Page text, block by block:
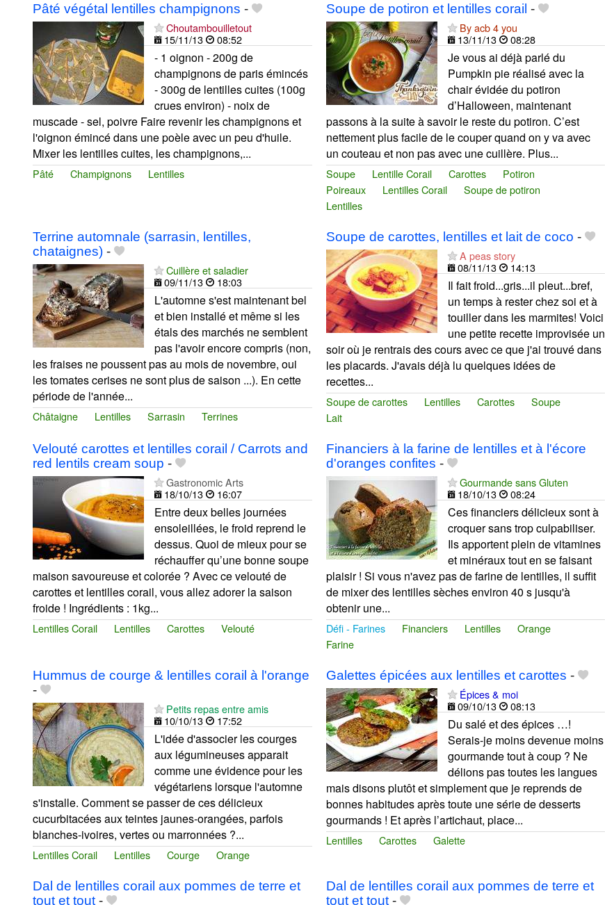
Pâté végétal lentilles champignons -
Choutambouilletout
15/11/13
08:52
- 1 oignon - 200g de
champignons de paris émincés
- 300g de lentilles cuites (100g
crues environ) - noix de
muscade - sel, poivre Faire revenir les champignons et
l'oignon émincé dans une poèle avec un peu d'huile.
Mixer les lentilles cuites, les champignons,...
Pâté Champignons Lentilles
Soupe de potiron et lentilles corail -
By acb 4 you
13/11/13
08:28
Je vous ai déjà parlé du
Pumpkin pie réalisé avec la
chair évidée du potiron
d’Halloween, maintenant
passons à la suite à savoir le reste du potiron. C’est
nettement plus facile de le couper quand on y va avec
un couteau et non pas avec une cuillère. Plus...
Soupe Lentille Corail Carottes
Potiron
Poireaux
Lentilles Corail
Soupe de potiron
Lentilles
Terrine automnale (sarrasin, lentilles,
chataignes) -
Cuillère et saladier
09/11/13
18:03
L'automne s'est maintenant bel
et bien installé et même si les
étals des marchés ne semblent
pas l'avoir encore compris (non,
les fraises ne poussent pas au mois de novembre, oui
les tomates cerises ne sont plus de saison ...). En cette
période de l'année...
Châtaigne Lentilles Sarrasin Terrines
Soupe de carottes, lentilles et lait de coco -
A peas story
08/11/13
14:13
Il fait froid...gris...il pleut...bref,
un temps à rester chez soi et à
touiller dans les marmites! Voici
une petite recette improvisée un
soir où je rentrais des cours avec ce que j'ai trouvé dans
les placards. J'avais déjà lu quelques idées de
recettes...
Soupe de carottes Lentilles Carottes
Soupe
Lait
Velouté carottes et lentilles corail / Carrots and
red lentils cream soup -
Gastronomic Arts
18/10/13
16:07
Entre deux belles journées
ensoleillées, le froid reprend le
dessus. Quoi de mieux pour se
réchauffer qu’une bonne soupe
maison savoureuse et colorée ? Avec ce velouté de
carottes et lentilles corail, vous allez adorer la saison
froide ! Ingrédients : 1kg...
Lentilles Corail Lentilles Carottes Velouté
Financiers à la farine de lentilles et à l'écore
d'oranges confites -
Gourmande sans Gluten
18/10/13
08:24
Ces financiers délicieux sont à
croquer sans trop culpabiliser.
Ils apportent plein de vitamines
et minéraux tout en se faisant
plaisir ! Si vous n'avez pas de farine de lentilles, il suffit
de mixer des lentilles sèches environ 40 s jusqu'à
obtenir une...
Défi - Farines Financiers Lentilles
Orange
Farine
Hummus de courge & lentilles corail à l'orange
-
Petits repas entre amis
10/10/13
17:52
L'idée d'associer les courges
aux légumineuses apparait
comme une évidence pour les
végétariens lorsque l'automne
s'installe. Comment se passer de ces délicieux
cucurbitacées aux teintes jaunes-orangées, parfois
blanches-ivoires, vertes ou marronnées ?...
Lentilles Corail Lentilles Courge Orange
Galettes épicées aux lentilles et carottes -
Épices & moi
09/10/13
08:13
Du salé et des épices …!
Serais-je moins devenue moins
gourmande tout à coup ? Ne
délions pas toutes les langues
mais disons plutôt et simplement que je reprends de
bonnes habitudes après toute une série de desserts
gourmands ! Et après l’artichaut, place...
Lentilles Carottes Galette
Dal de lentilles corail aux pommes de terre et
tout et tout-
Dal de lentilles corail aux pommes de terre et
tout et tout-